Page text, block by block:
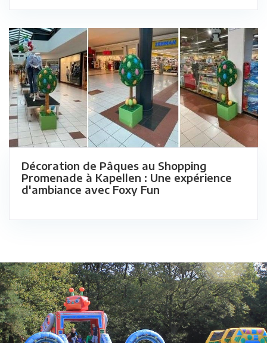
Décoration de Pâques au Shopping
Promenade à Kapellen : Une expérience
d'ambiance avec Foxy Fun